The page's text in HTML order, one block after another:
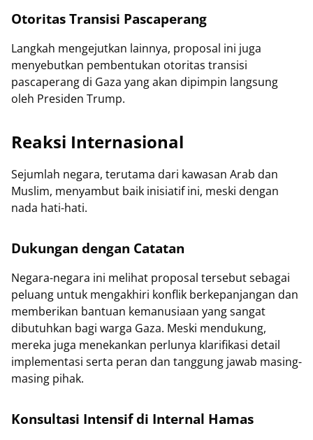
Otoritas Transisi Pascaperang
Langkah mengejutkan lainnya, proposal ini juga
menyebutkan pembentukan otoritas transisi
pascaperang di Gaza yang akan dipimpin langsung
oleh Presiden Trump.
Reaksi Internasional
Sejumlah negara, terutama dari kawasan Arab dan
Muslim, menyambut baik inisiatif ini, meski dengan
nada hati-hati.
Dukungan dengan Catatan
Negara-negara ini melihat proposal tersebut sebagai
peluang untuk mengakhiri konflik berkepanjangan dan
memberikan bantuan kemanusiaan yang sangat
dibutuhkan bagi warga Gaza. Meski mendukung,
mereka juga menekankan perlunya klarifikasi detail
implementasi serta peran dan tanggung jawab masing-
masing pihak.
Konsultasi Intensif di Internal Hamas